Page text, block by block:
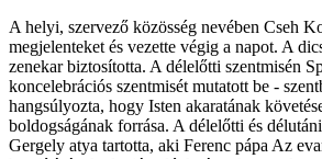
A helyi, szervező közösség nevében Cseh
megjelenteket és vezette végig a napot. A
zenekar biztosította. A délelőtti szentmisén
koncelebrációs szentmisét mutatott be -
hangsúlyozta, hogy Isten akaratának
boldogságának forrása. A délelőtti és
Gergely atya tartotta, aki Ferenc pápa Az